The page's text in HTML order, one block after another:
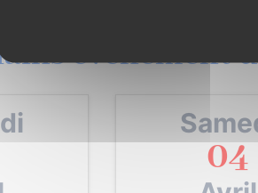
évènement
04